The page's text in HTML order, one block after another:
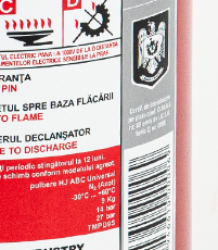
direct pe cadranul
Universal;
÷ + 60°C;
evacuare;